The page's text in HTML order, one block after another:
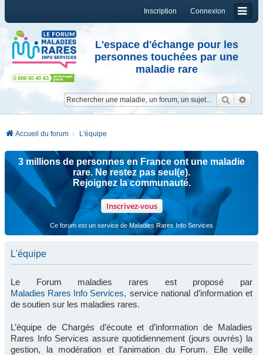
Connexion
Inscription
L'espace d'échange pour les
personnes touchées par une
maladie rare
Accueil du forum L'équipe
3 millions de personnes en France ont une maladie
rare. Ne restez pas seul(e).
Rejoignez la communauté.
Inscrivez-vous
Ce forum est un service de Maladies Rares Info Services
L'équipe
Le Forum maladies rares est proposé par
Maladies Rares Info Services, service national d’information et
de soutien sur les maladies rares.
L’équipe de Chargés d’écoute et d’information de Maladies
Rares Info Services assure quotidiennement (jours ouvrés) la
gestion, la modération et l’animation du Forum. Elle veille